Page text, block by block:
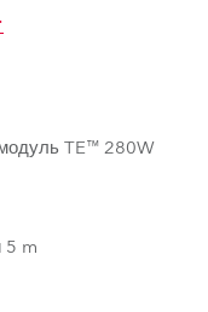
TE™ 280W
5 m